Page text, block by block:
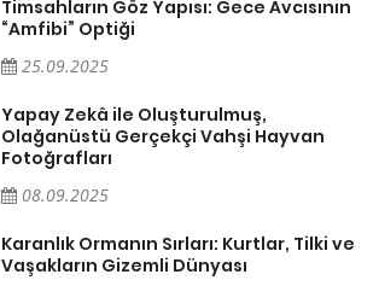
Timsahların Göz Yapısı: Gece Avcısının
“Amfibi” Optiği
25.09.2025
Yapay Zekâ ile Oluşturulmuş,
Olağanüstü Gerçekçi Vahşi Hayvan
Fotoğrafları
08.09.2025
Karanlık Ormanın Sırları: Kurtlar, Tilki ve
Vaşakların Gizemli Dünyası